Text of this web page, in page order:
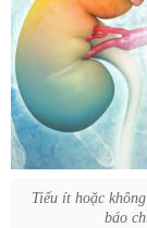
Tiểu ít hoặc
báo